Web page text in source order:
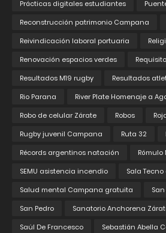
Prácticas digitales estudiantes
Reconstrucción patrimonio Campana
Reivindicación laboral portuaria
Renovación espacios verdes
Resultados M19 rugby
Resultados
Rio Parana
River Plate Homenaje a
Robo de celular Zárate
Robos
Rugby juvenil Campana
Ruta 32
Récords argentinos natación
SEMU asistencia incendio
Sala
Salud mental Campana gratuita
San Pedro
Sanatorio Anchorena
Saúl De Francesco
Sebastián Abella